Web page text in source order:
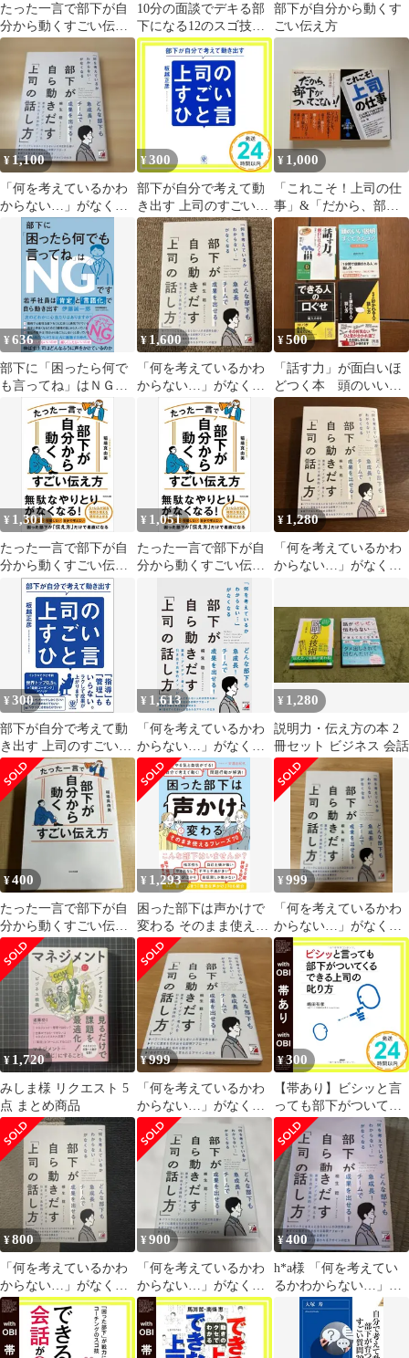
たった一言で部下が自
分から動くすごい伝え
方
10分の面談でデキる部
下になる12のスゴ技
1on1
部下が自分から動くす
ごい伝え方
¥ 1,100
「何を考えているかわ
からない…」がなくな
る 部下が自ら動きだす
「上司の話し方」
¥300
部下が自分で考えて動
き出す 上司のすごいひ
と言 [単行本（ソフト
カバー）] [Jul 20, 2017]
板越 正彦_02
¥ 1,000
「これこそ！上司の仕
事」&「だから、部下
がついてこない！」2冊
セット
¥636
部下に「困ったら何で
も言ってね」はＮＧで
す 若手社員は「肯
定」と「言語化」で自
ら動き出す
¥1,600
「何を考えているかわ
からない…」がなくな
る 部下が自ら動きだす
「上司の話し方」
¥500
「話す力」が面白いほ
どつく本 頭のいい説
明「すぐできる」コ
ツ 他計4冊まとめ売り
¥ 1,301
たった一言で部下が自
分から動くすごい伝え
¥ 1,051
たった一言で部下が自
分から動くすごい伝え
¥ 1,280
「何を考えているかわ
からない…」がなくな
¥300
部下が自分で考えて動
き出す 上司のすごいひ
と言
¥ 1,613
「何を考えているかわ
からない…」がなくな
る 部下が自ら動きだ
す「上司の話し方」
（単行本）
¥ 1,280
説明力・伝え方の本 2
冊セット ビジネス 会話
¥400
たった一言で部下が自
分から動くすごい伝え
方
¥ 1,293
困った部下は声かけで
変わる そのまま使える
フレーズ７０ 自分で考
えて動く! やる気と自
信がでる! 問題行動が
解消!／安達
¥999
「何を考えているかわ
からない…」がなくな
る 部下が自ら動きだす
「上司の話し方」
¥ 1,720
みしま様 リクエスト 5
点 まとめ商品
¥999
「何を考えているかわ
からない…」がなくな
る 部下が自ら動きだす
「上司の話し方」
¥300
【帯あり】ビシッと言
っても部下がついてく
るできる上司の叱り方
嶋田 有孝_07
¥800
「何を考えているかわ
からない…」がなくな
る 部下が自ら動きだす
「上司の話し方」
¥900
「何を考えているかわ
からない…」がなくな
る 部下が自ら動きだす
「上司の話し方」
¥400
h*a様 「何を考えてい
るかわからない…」が
なくなる 部下が自ら動
きだす「上司の